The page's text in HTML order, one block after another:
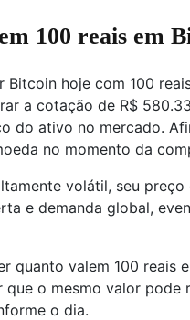
100 reais em
Bitcoin hoje com 100
a cotação de R$
do ativo no mercado.
no momento da
volátil, seu
e demanda global,
quanto valem 100 reais
que o mesmo valor pode
o dia.